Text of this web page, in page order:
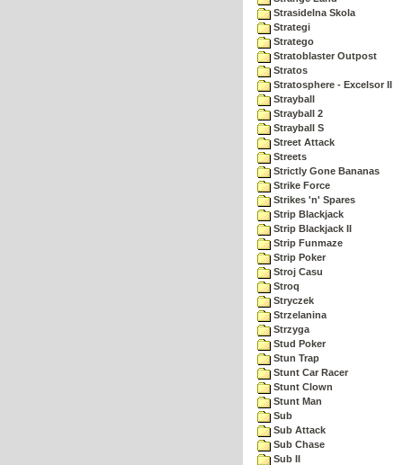
Strasidelna Skola
Strategi
Stratego
Stratoblaster Outpost
Stratos
Stratosphere - Excelsor II
Strayball
Strayball 2
Strayball S
Street Attack
Streets
Strictly Gone Bananas
Strike Force
Strikes 'n' Spares
Strip Blackjack
Strip Blackjack II
Strip Funmaze
Strip Poker
Stroj Casu
Stroq
Stryczek
Strzelanina
Strzyga
Stud Poker
Stun Trap
Stunt Car Racer
Stunt Clown
Stunt Man
Sub
Sub Attack
Sub Chase
Sub II